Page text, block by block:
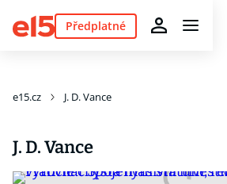
Předplatné
e15.cz J. D. Vance
J. D. Vance